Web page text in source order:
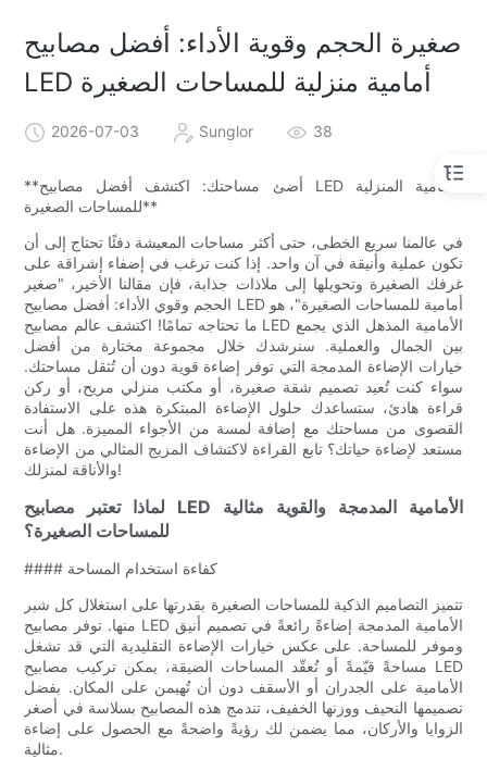
صغيرة الحجم وقوية الأداء: أفضل مصابيح
LED أمامية منزلية للمساحات الصغيرة
2026-07-03 Sunglor 38
**أضئ مساحتك: اكتشف أفضل مصابيح LED الأمامية المنزلية
للمساحات الصغيرة**
في عالمنا سريع الخطى، حتى أكثر مساحات المعيشة دفئًا تحتاج إلى أن
تكون عملية وأنيقة في آن واحد. إذا كنت ترغب في إضفاء إشراقة على
غرفك الصغيرة وتحويلها إلى ملاذات جذابة، فإن مقالنا الأخير، "صغير
الحجم وقوي الأداء: أفضل مصابيح LED أمامية للمساحات الصغيرة"، هو
ما تحتاجه تمامًا! اكتشف عالم مصابيح LED الأمامية المذهل الذي يجمع
بين الجمال والعملية. سنرشدك خلال مجموعة مختارة من أفضل
خيارات الإضاءة المدمجة التي توفر إضاءة قوية دون أن تُثقل مساحتك.
سواء كنت تُعيد تصميم شقة صغيرة، أو مكتب منزلي مريح، أو ركن
قراءة هادئ، ستساعدك حلول الإضاءة المبتكرة هذه على الاستفادة
القصوى من مساحتك مع إضافة لمسة من الأجواء المميزة. هل أنت
مستعد لإضاءة حياتك؟ تابع القراءة لاكتشاف المزيج المثالي من الإضاءة
والأناقة لمنزلك!
لماذا تعتبر مصابيح LED الأمامية المدمجة والقوية مثالية
للمساحات الصغيرة؟
#### كفاءة استخدام المساحة
تتميز التصاميم الذكية للمساحات الصغيرة بقدرتها على استغلال كل شبر
منها. توفر مصابيح LED الأمامية المدمجة إضاءةً رائعةً في تصميم أنيق
وموفر للمساحة. على عكس خيارات الإضاءة التقليدية التي قد تشغل
مساحةً قيّمةً أو تُعقّد المساحات الضيقة، يمكن تركيب مصابيح LED
الأمامية على الجدران أو الأسقف دون أن تُهيمن على المكان. بفضل
تصميمها النحيف ووزنها الخفيف، تندمج هذه المصابيح بسلاسة في أصغر
الزوايا والأركان، مما يضمن لك رؤيةً واضحةً مع الحصول على إضاءة
مثالية.